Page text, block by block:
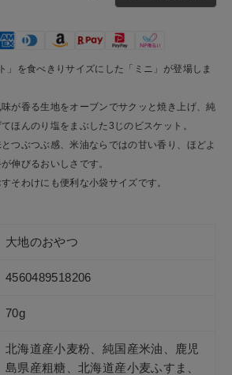
」を食べきりサイズにした「ミニ」が登場しま
が香る生地をオーブンでサクッと焼き上げ、純
ほんのり塩をまぶした3じのビスケット。
つぶつぶ感、米油ならではの甘い香り、ほどよ
伸びるおいしさです。
そわけにも便利な小袋サイズです。
大地のおやつ
4560489518206
70g
北海道産小麦粉、純国産米油、鹿児
島県産粗糖、北海道産小麦ふすま、